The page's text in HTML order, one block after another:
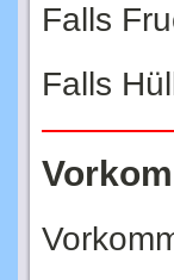
Falls
Falls